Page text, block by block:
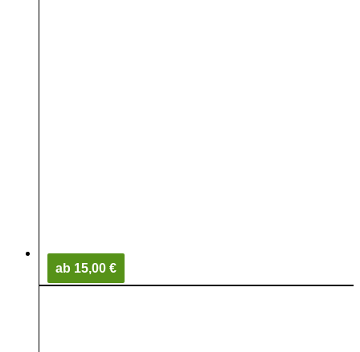
ab 15,00 €